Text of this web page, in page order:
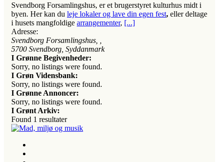
Svendborg Forsamlingshus, er et brugerstyret kulturhus midt i
byen. Her kan du leje lokaler og lave din egen fest, eller deltage
i husets mangfoldige arrangementer, [...]
Adresse:
Svendborg Forsamlingshus
5700 Svendborg, Syddanmark
I Grønne Begivenheder:
Sorry, no listings were found.
I Grøn Vidensbank:
Sorry, no listings were found.
I Grønne Annoncer:
Sorry, no listings were found.
I Grønt Arkiv:
Found 1 resultater